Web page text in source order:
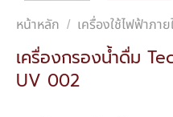
หน้าหลัก / เครื่องใช้ไฟฟ้าภา
เครื่องกรองน้ำดื่ม
UV 002